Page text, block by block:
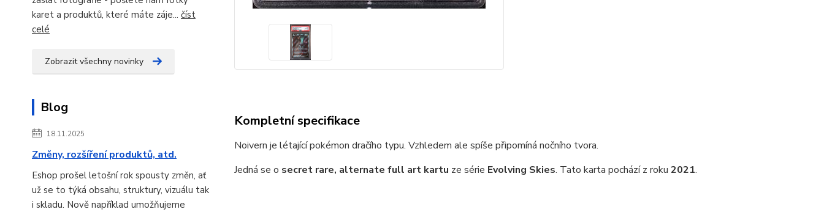
karet a produktů, které máte záje... číst
celé
Zobrazit všechny novinky
Blog
18.11.2025
Změny, rozšíření produktů, atd.
Eshop prošel letošní rok spousty změn, ať
už se to týká obsahu, struktury, vizuálu tak
i skladu. Nově například umožňujeme
Kompletní specifikace
Noivern je létající pokémon dračího typu. Vzhledem ale spíše připomíná nočního tvora.
Jedná se o secret rare, alternate full art kartu ze série Evolving Skies. Tato karta pochází z roku 2021.